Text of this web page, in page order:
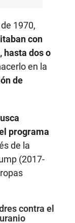
1970,
con
hasta dos o
en la
de
programa
de la
(2017-
contra el